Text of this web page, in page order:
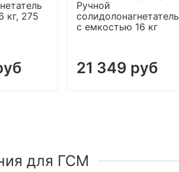
кг, 275
Ручной
солидолонагнетатель
с емкостью 16 кг
21 349 руб
для ГСМ